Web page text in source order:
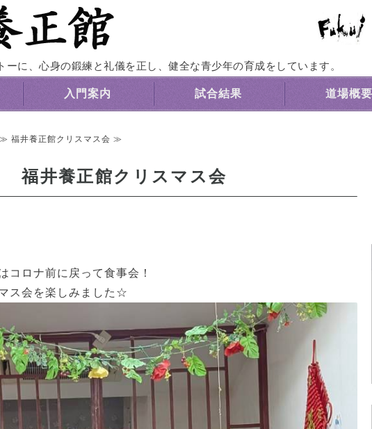
福井養正館｜心身の鍛練と礼儀を正す剣道
ーに、心身の鍛練と礼儀を正し、健全な青少年の育成をしています。
入門案内 試合結果 道場概要
≫ 福井養正館クリスマス会 ≫
福井養正館クリスマス会
コロナ前に戻って食事会！
ス会を楽しみました☆